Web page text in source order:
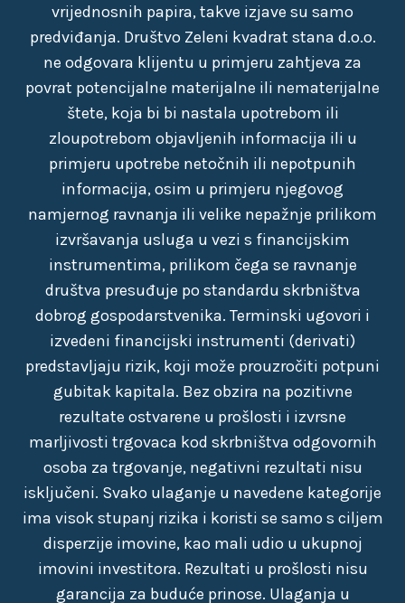
vrijednosnih papira, takve izjave su samo
predviđanja. Društvo Zeleni kvadrat stana d.o.o.
ne odgovara klijentu u primjeru zahtjeva za
povrat potencijalne materijalne ili nematerijalne
štete, koja bi bi nastala upotrebom ili
zloupotrebom objavljenih informacija ili u
primjeru upotrebe netočnih ili nepotpunih
informacija, osim u primjeru njegovog
namjernog ravnanja ili velike nepažnje prilikom
izvršavanja usluga u vezi s financijskim
instrumentima, prilikom čega se ravnanje
društva presuđuje po standardu skrbništva
dobrog gospodarstvenika. Terminski ugovori i
izvedeni financijski instrumenti (derivati)
predstavljaju rizik, koji može prouzročiti potpuni
gubitak kapitala. Bez obzira na pozitivne
rezultate ostvarene u prošlosti i izvrsne
marljivosti trgovaca kod skrbništva odgovornih
osoba za trgovanje, negativni rezultati nisu
isključeni. Svako ulaganje u navedene kategorije
ima visok stupanj rizika i koristi se samo s ciljem
disperzije imovine, kao mali udio u ukupnoj
imovini investitora. Rezultati u prošlosti nisu
garancija za buduće prinose. Ulaganja u